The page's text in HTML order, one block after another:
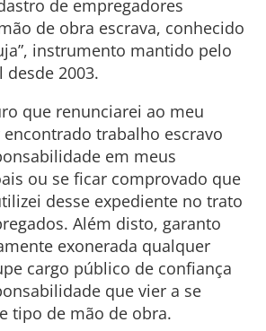
de empregadores
de obra escrava, conhecido
instrumento mantido pelo
desde 2003.
que renunciarei ao meu
trabalho escravo
em meus
ou se ficar comprovado que
desse expediente no trato
Além disto, garanto
exonerada qualquer
cargo público de confiança
que vier a se
tipo de mão de obra.